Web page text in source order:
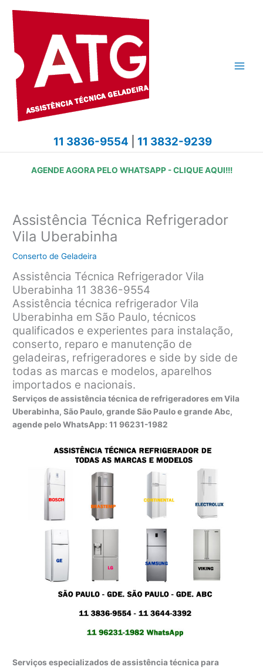
para
conteúdo
11 3836-9554 11 3832-9239
AGENDE AGORA PELO WHATSAPP - CLIQUE AQUI!!!
Assistência Técnica Refrigerador
Vila Uberabinha
Conserto de Geladeira
Assistência Técnica Refrigerador Vila
Uberabinha 11 3836-9554
Assistência técnica refrigerador Vila
Uberabinha em São Paulo, técnicos
qualificados e experientes para instalação,
conserto, reparo e manutenção de
geladeiras, refrigeradores e side by side de
todas as marcas e modelos, aparelhos
importados e nacionais.
Serviços de assistência técnica de refrigeradores em Vila
Uberabinha, São Paulo, grande São Paulo e grande Abc,
agende pelo WhatsApp:11 96231-1982
Serviços especializados de assistência técnica para